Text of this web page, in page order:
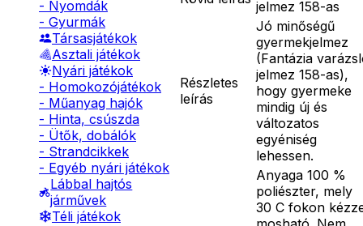
- Nyomdák
- Gyurmák
Társasjátékok
Asztali játékok
Nyári játékok
- Homokozójátékok
- Műanyag hajók
- Hinta, csúszda
- Ütők, dobálók
- Strandcikkek
- Egyéb nyári játékok
Lábbal hajtós
járművek
Téli játékok
jelmez 158-as
Részletes
leírás
Jó minőségű
gyermekjelmez
(Fantázia
jelmez 158-as),
hogy gyermeke
mindig új és
változatos
egyéniség
lehessen.
Anyaga 100 %
poliészter, mely
30 C fokon